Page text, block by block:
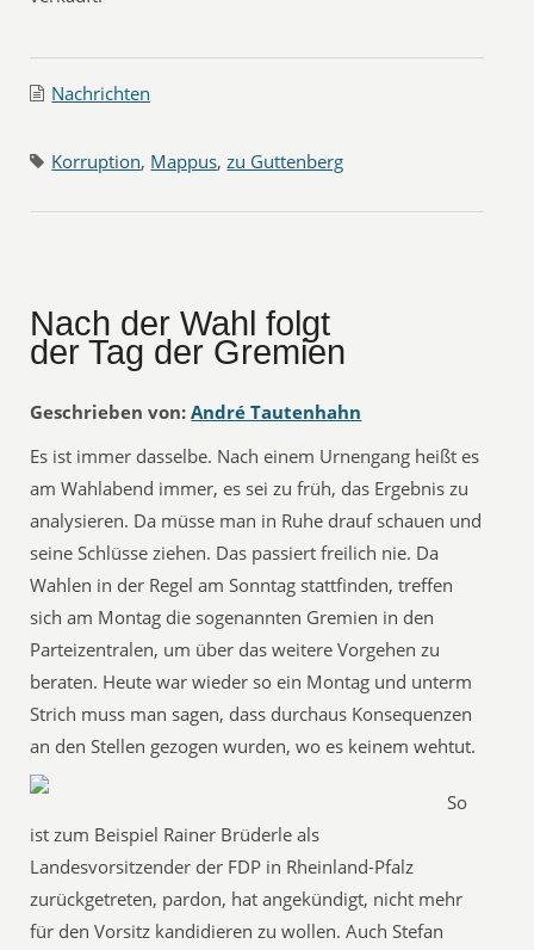
Nachrichten
Korruption, Mappus,zu Guttenberg
Nach der Wahl folgt
der Tag der Gremien
Geschrieben von: André Tautenhahn
Es ist immer dasselbe. Nach einem Urnengang heißt es
am Wahlabend immer, es sei zu früh, das Ergebnis zu
analysieren. Da müsse man in Ruhe drauf schauen und
seine Schlüsse ziehen. Das passiert freilich nie. Da
Wahlen in der Regel am Sonntag stattfinden, treffen
sich am Montag die sogenannten Gremien in den
Parteizentralen, um über das weitere Vorgehen zu
beraten. Heute war wieder so ein Montag und unterm
Strich muss man sagen, dass durchaus Konsequenzen
an den Stellen gezogen wurden, wo es keinem wehtut.
So
ist zum Beispiel Rainer Brüderle als
Landesvorsitzender der FDP in Rheinland-Pfalz
zurückgetreten, pardon, hat angekündigt, nicht mehr
für den Vorsitz kandidieren zu wollen. Auch Stefan